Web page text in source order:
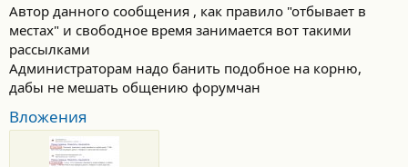
Автор данного сообщения , как правило "отбывает в
местах" и свободное время занимается вот такими
рассылками
Администраторам надо банить подобное на корню,
дабы не мешать общению форумчан
Вложения